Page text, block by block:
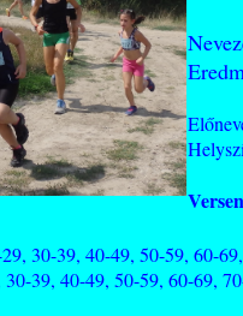
40-49, 50-59, 60-69,
39, 40-49, 50-59, 60-69,